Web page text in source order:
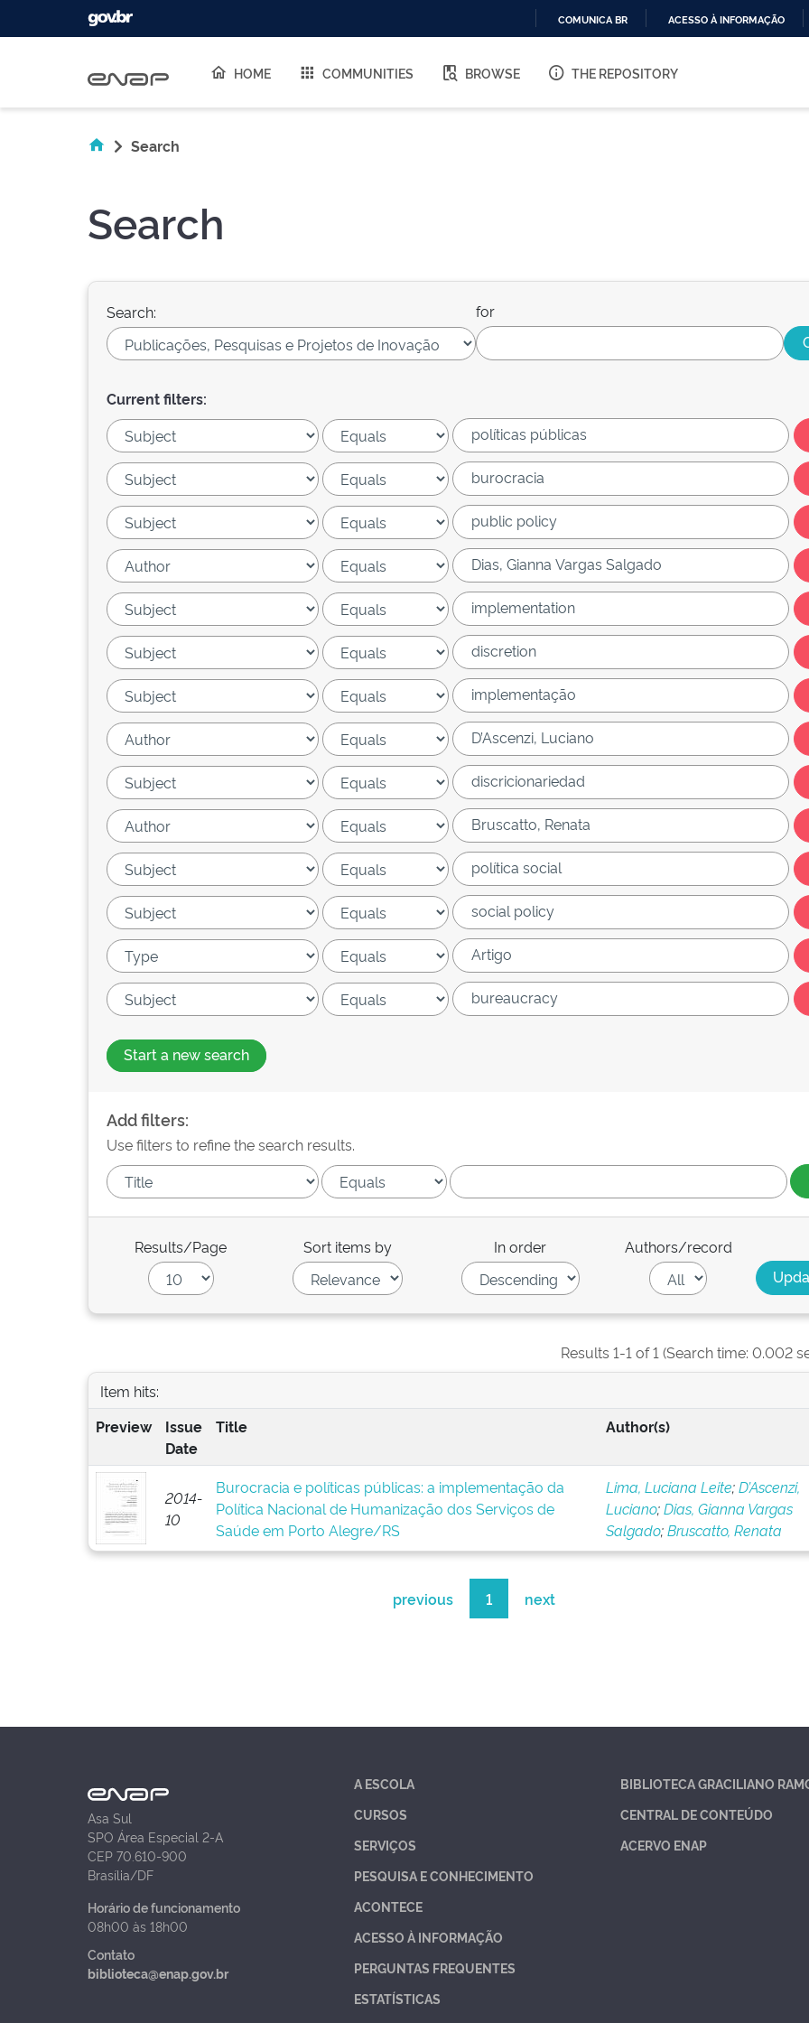
O
COMUNICA BR ACESSO À INFORMAÇÃO
HOME COMMUNITIES BROWSE THE REPOSITORY
Search
Search
Search: for
Current filters:
Start a new search
Add filters:
Use filters to refine the search results.
Results/Page Sort items by In order Authors/record
Results 1-1 of 1 (Search time: 0.002
Item hits:
Preview
Issue
Date
Title Author(s)
2014-
10
Burocracia e políticas públicas: a implementação da
Política Nacional de Humanização dos Serviços de
Saúde em Porto Alegre/RS
Lima, Luciana Leite;D’Ascenzi,
Luciano;Dias, Gianna Vargas
Salgado;Bruscatto, Renata
previous 1 next
Asa Sul
SPO Área Especial 2-A
CEP 70.610-900
Brasília/DF
Horário de funcionamento
08h00 às 18h00
Contato
biblioteca@enap.gov.br
A ESCOLA
CURSOS
SERVIÇOS
PESQUISA E CONHECIMENTO
ACONTECE
ACESSO À INFORMAÇÃO
PERGUNTAS FREQUENTES
ESTATÍSTICAS
BIBLIOTECA GRACILIANO
CENTRAL DE CONTEÚDO
ACERVO ENAP